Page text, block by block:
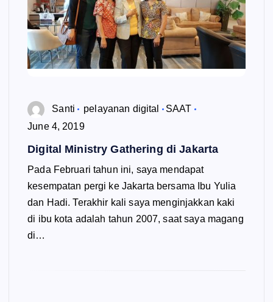
Santi pelayanan digital
SAAT
June 4, 2019
Digital Ministry Gathering di Jakarta
Pada Februari tahun ini, saya mendapat
kesempatan pergi ke Jakarta bersama Ibu Yulia
dan Hadi. Terakhir kali saya menginjakkan kaki
di ibu kota adalah tahun 2007, saat saya magang
di…